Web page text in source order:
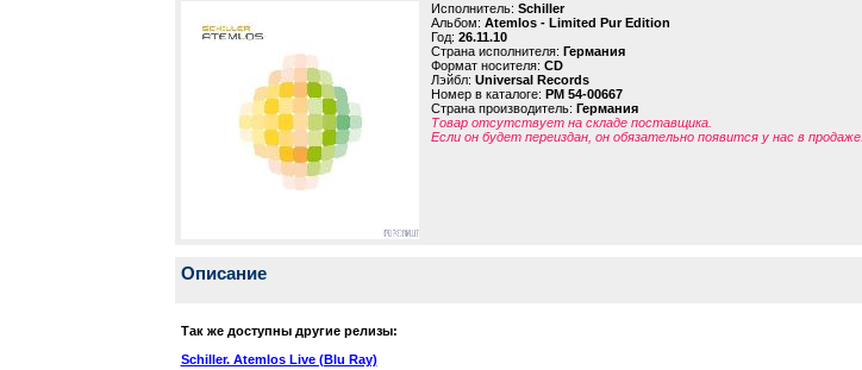
Исполнитель: Schiller
Альбом: Atemlos - Limited Pur Edition
Год: 26.11.10
Страна исполнителя: Германия
Формат носителя: CD
Лэйбл: Universal Records
Номер в каталоге: PM 54-00667
Страна производитель: Германия
Товар отсутствует на складе поставщика.
Если он будет переиздан, он обязательно появится у нас в продаже.
Описание
Так же доступны другие релизы:
Schiller. Atemlos Live (Blu Ray)